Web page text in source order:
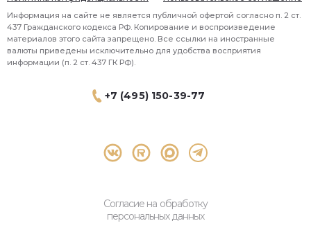
+7 (495) 150-39-77
Согласие на обработку
персональных данных
Информация на сайте не является публичной офертой согласно п. 2 ст.
437 Гражданского кодекса РФ. Копирование и воспроизведение
материалов этого сайта запрещено. Все ссылки на иностранные
валюты приведены исключительно для удобства восприятия
информации (п. 2 ст. 437 ГК РФ).